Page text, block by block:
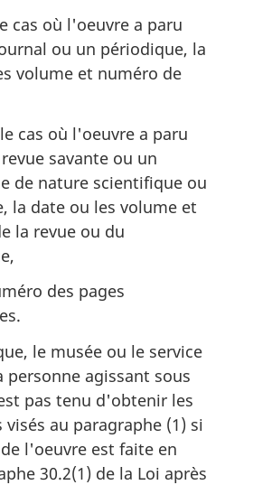
cas où l'oeuvre a paru
ou un périodique, la
volume et numéro de
cas où l'oeuvre a paru
savante ou un
de nature scientifique ou
la date ou les volume et
la revue ou du
des pages
le musée ou le service
personne agissant sous
pas tenu d'obtenir les
au paragraphe (1) si
l'oeuvre est faite en
30.2(1) de la Loi après